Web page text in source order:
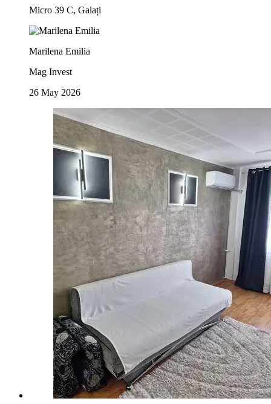
Micro 39 C, Galați
Marilena Emilia
Mag Invest
26 May 2026